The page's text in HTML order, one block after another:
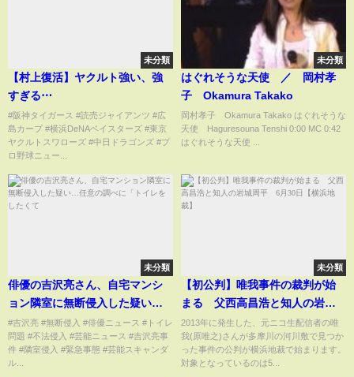
未分類
【村上復活】ヤクルト強い、強
すぎる⋯
#阪神タイガース #読売ジャイアンツ #広
島カープ #横浜DeNAベイスターズ #東京
ヤクルトスワローズ #中日ドラゴンズ #プ
ロ野球ニュー...
未分類
はぐれそうな天使 ／ 岡村孝
子 Okamura Takako
岡村孝子 Okamura Takako はぐれそうな
天使 Haguresouna Tenshi 0:00 MC 0:42
はぐれそうな天使 ...
未分類
俳優の吉沢亮さん、自宅マンシ
ョン隣室に無断侵入した疑い…
任意の調べに「トイレをしたく
て
#吉沢亮 #無断侵入 #俳優ニュース #トイレ
問題 #不法侵入 #芸能ニュース #吉沢亮事
件 #隣室侵入 #緊急事態 #芸能スキャンダ
ル...
未分類
【初公判】唯我事件の裁判が始
まる 父西高昌浩と知人の岩城
周平 6月30日【横浜地裁】
2013年に発生した、元ニコ生配信者の唯
我(原唯之)さんが多摩川の河川敷で見つか
った事件の公判が横浜地裁で始まります。
対象となっているのは5...